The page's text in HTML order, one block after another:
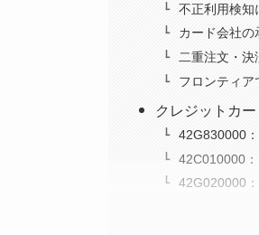
不正利用検知
カード会社の
二重注文・
フロンティ
クレジットカ
42G830000
42C010000
42G020000